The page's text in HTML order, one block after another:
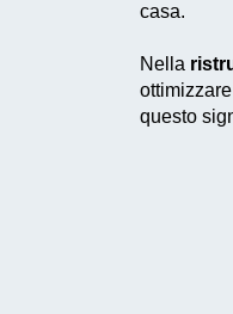
casa.
Nella
questo